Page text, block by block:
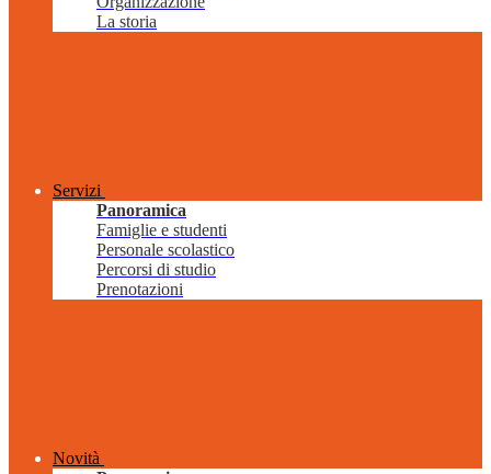
La storia
Servizi
Panoramica
Famiglie e studenti
Personale scolastico
Percorsi di studio
Prenotazioni
Novità